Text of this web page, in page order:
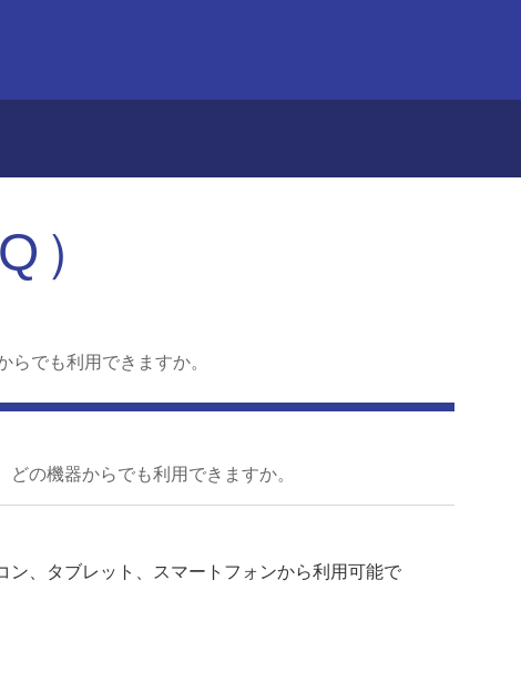
）
でも利用できますか。
の機器からでも利用できますか。
、タブレット、スマートフォンから利用可能で